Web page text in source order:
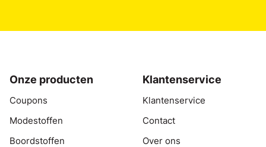
Onze producten
Coupons
Modestoffen
Boordstoffen
Klantenservice
Klantenservice
Contact
Over ons